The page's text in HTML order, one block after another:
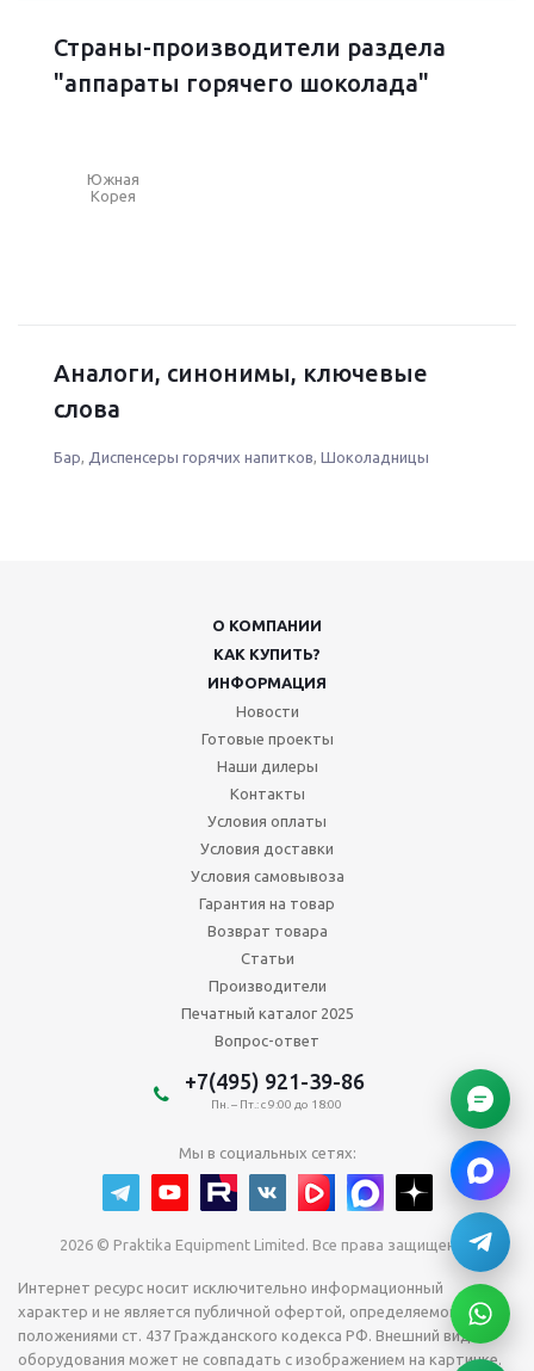
Страны-производители раздела
"аппараты горячего шоколада"
Южная
Корея
Аналоги, синонимы, ключевые
слова
Бар Диспенсеры горячих напитков Шоколадницы
О КОМПАНИИ
КАК КУПИТЬ?
ИНФОРМАЦИЯ
Новости
Готовые проекты
Наши дилеры
Контакты
Условия оплаты
Условия доставки
Условия самовывоза
Гарантия на товар
Возврат товара
Статьи
Производители
Печатный каталог 2025
Вопрос-ответ
+7(495) 921-39-86
Пн. – Пт.: с 9:00 до 18:00
Мы в социальных сетях:
2026 © Praktika Equipment Limited. Все права защищены.
Интернет ресурс носит исключительно информационный
характер и не является публичной офертой, определяемой
положениями ст. 437 Гражданского кодекса РФ. Внешний вид
оборудования может не совпадать с изображением на картинке.